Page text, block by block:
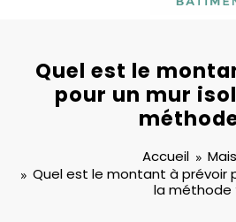
Quel est le
pour un mur
Accueil
Quel est le montant à prévoir
la méthode